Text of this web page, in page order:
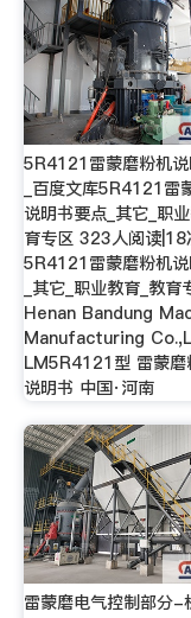
5R4121雷蒙磨粉机
_百度文库5R4121雷
说明书要点_其它_职
育专区 323人阅读|18
5R4121雷蒙磨粉机
_其它_职业教育_教育
Henan Bandung
Manufacturing
LM5R4121型 雷蒙磨
说明书 中国·河南
雷蒙磨电气控制部分-